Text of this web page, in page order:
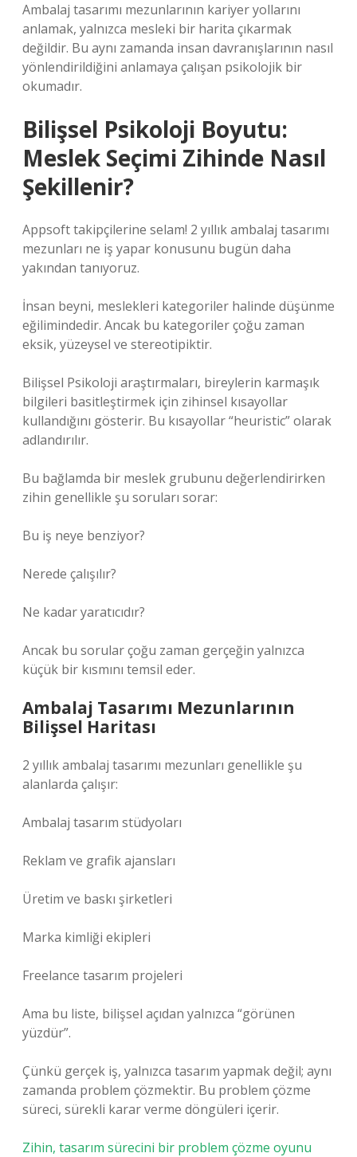
Ambalaj tasarımı mezunlarının kariyer yollarını
anlamak, yalnızca mesleki bir harita çıkarmak
değildir. Bu aynı zamanda insan davranışlarının nasıl
yönlendirildiğini anlamaya çalışan psikolojik bir
okumadır.
Bilişsel Psikoloji Boyutu:
Meslek Seçimi Zihinde Nasıl
Şekillenir?
Appsoft takipçilerine selam! 2 yıllık ambalaj tasarımı
mezunları ne iş yapar konusunu bugün daha
yakından tanıyoruz.
İnsan beyni, meslekleri kategoriler halinde düşünme
eğilimindedir. Ancak bu kategoriler çoğu zaman
eksik, yüzeysel ve stereotipiktir.
Bilişsel Psikoloji araştırmaları, bireylerin karmaşık
bilgileri basitleştirmek için zihinsel kısayollar
kullandığını gösterir. Bu kısayollar “heuristic” olarak
adlandırılır.
Bu bağlamda bir meslek grubunu değerlendirirken
zihin genellikle şu soruları sorar:
Bu iş neye benziyor?
Nerede çalışılır?
Ne kadar yaratıcıdır?
Ancak bu sorular çoğu zaman gerçeğin yalnızca
küçük bir kısmını temsil eder.
Ambalaj Tasarımı Mezunlarının
Bilişsel Haritası
2 yıllık ambalaj tasarımı mezunları genellikle şu
alanlarda çalışır:
Ambalaj tasarım stüdyoları
Reklam ve grafik ajansları
Üretim ve baskı şirketleri
Marka kimliği ekipleri
Freelance tasarım projeleri
Ama bu liste, bilişsel açıdan yalnızca “görünen
yüzdür”.
Çünkü gerçek iş, yalnızca tasarım yapmak değil; aynı
zamanda problem çözmektir. Bu problem çözme
süreci, sürekli karar verme döngüleri içerir.
Zihin, tasarım sürecini bir problem çözme oyunu